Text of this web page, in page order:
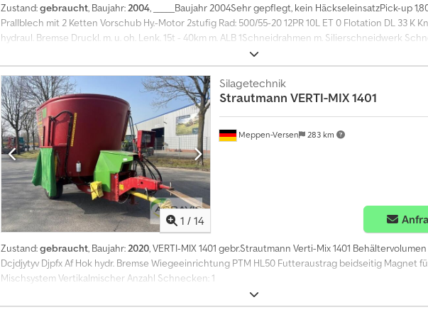
Zustand:gebraucht, Baujahr:2004, _____Baujahr 2004Sehr gepflegt, kein HäckseleinsatzPick-up
Prallblech mit 2 Ketten Vorschub Hy.-Motor 2stufig Rad: 500/55-20 12PR 10L ET 0 Flotation DL 33 K
hydraul. Bremse Druckl. m. u. oh. Lenk. 15t - 40km m. ALB 1Schneidrahmen m. Silierschneidwerk
Aufbau zusätzlicher Aufbaubügel in der Mitte Dosieraggregat 2-Walzen Elektrohydraulik -
Gelenkwelle WS - 2WW Nockenschaltkupplung Beleuchtung Fettschmierung automatisch f.
up anstatt Plane vorne Ladeautomatik Einzel Betriebserlaubnis 40 km/h Laderaumbeleuchtung an
Achsen Spur 2,03 mtr für Radaußenbreite 2,53 mtrPreis: 19.900,00 Euro netto,Lagerort:null Dcsdpfx
1 / 14
Meppen-Versen 283 km
Silagetechnik
Strautmann VERTI-MIX 1401
Zustand:gebraucht, Baujahr:2020, VERTI-MIX 1401 gebr.Strautmann Verti-Mix 1401
Dcjdjytyv Djpfx Af Hok hydr. Bremse Wiegeeinrichtung PTM HL50 Futteraustrag beidseitig Magnet
Mischsystem Vertikalmischer Anzahl Schnecken: 1